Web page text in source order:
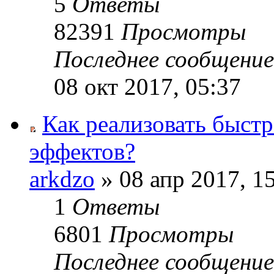
82391 Просмотры
Последнее
08 окт 2017, 05:37
Как реализовать
эффектов?
arkdzo » 08 апр 2017,
1 Ответы
6801 Просмотры
Последнее